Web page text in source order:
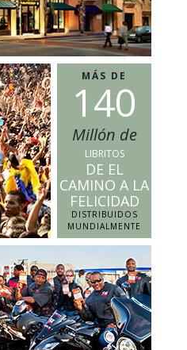
MÁS DE
140
Millón de
LIBRITOS
DE EL
CAMINO A LA
FELICIDAD
DISTRIBUIDOS
MUNDIALMENTE